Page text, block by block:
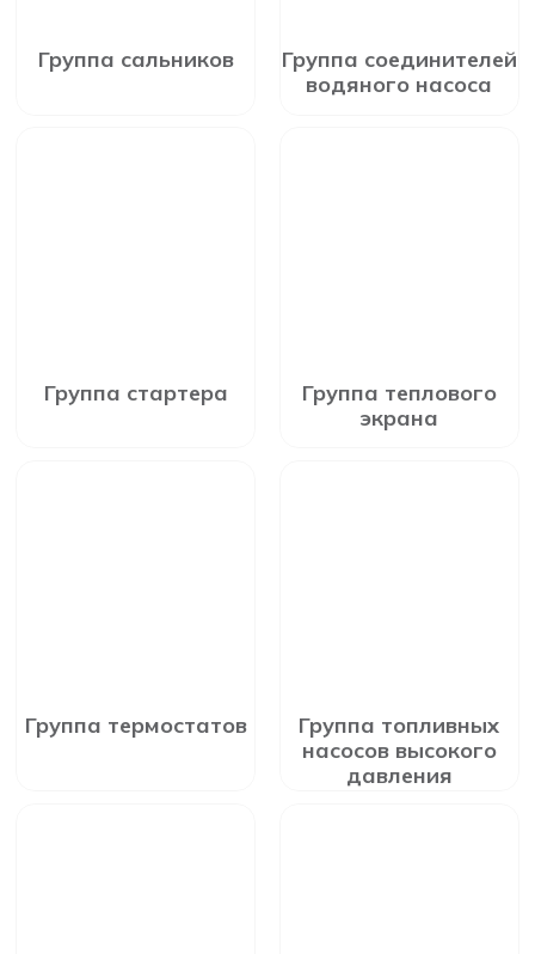
Группа сальников
Группа соединителей
водяного насоса
Группа стартера
Группа теплового
экрана
Группа термостатов
Группа топливных
насосов высокого
давления